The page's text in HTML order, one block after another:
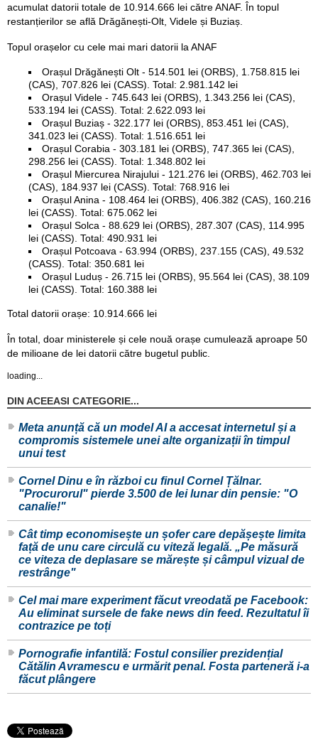
acumulat datorii totale de 10.914.666 lei către ANAF. În topul
restanțierilor se află Drăgănești-Olt, Videle și Buziaș.
Topul orașelor cu cele mai mari datorii la ANAF
Orașul Drăgănești Olt - 514.501 lei (ORBS), 1.758.815 lei
(CAS), 707.826 lei (CASS). Total: 2.981.142 lei
Orașul Videle - 745.643 lei (ORBS), 1.343.256 lei (CAS),
533.194 lei (CASS). Total: 2.622.093 lei
Orașul Buziaș - 322.177 lei (ORBS), 853.451 lei (CAS),
341.023 lei (CASS). Total: 1.516.651 lei
Orașul Corabia - 303.181 lei (ORBS), 747.365 lei (CAS),
298.256 lei (CASS). Total: 1.348.802 lei
Orașul Miercurea Nirajului - 121.276 lei (ORBS), 462.703 lei
(CAS), 184.937 lei (CASS). Total: 768.916 lei
Orașul Anina - 108.464 lei (ORBS), 406.382 (CAS), 160.216
lei (CASS). Total: 675.062 lei
Orașul Solca - 88.629 lei (ORBS), 287.307 (CAS), 114.995
lei (CASS). Total: 490.931 lei
Orașul Potcoava - 63.994 (ORBS), 237.155 (CAS), 49.532
(CASS). Total: 350.681 lei
Orașul Luduș - 26.715 lei (ORBS), 95.564 lei (CAS), 38.109
lei (CASS). Total: 160.388 lei
Total datorii orașe: 10.914.666 lei
În total, doar ministerele și cele nouă orașe cumulează aproape 50
de milioane de lei datorii către bugetul public.
loading...
DIN ACEEASI CATEGORIE...
Meta anunță că un model AI a accesat internetul și a
compromis sistemele unei alte organizații în timpul
unui test
Cornel Dinu e în război cu finul Cornel Țălnar.
"Procurorul" pierde 3.500 de lei lunar din pensie: "O
canalie!"
Cât timp economisește un șofer care depășește limita
față de unu care circulă cu viteză legală. „Pe măsură
ce viteza de deplasare se mărește și câmpul vizual de
restrânge"
Cel mai mare experiment făcut vreodată pe Facebook:
Au eliminat sursele de fake news din feed. Rezultatul îi
contrazice pe toți
Pornografie infantilă: Fostul consilier prezidențial
Cătălin Avramescu e urmărit penal. Fosta parteneră i-a
făcut plângere